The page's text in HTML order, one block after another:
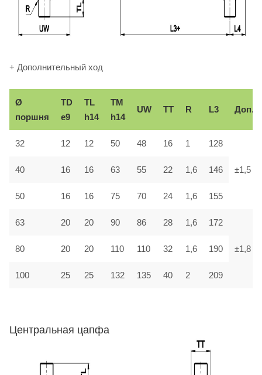
+ Дополнительный ход
Ø
поршня
TD
e9
TL
h14
TM
h14
UW TT R L3 Доп.
32 12 12 50 48 16 1 128
±1,5
40 16 16 63 55 22 1,6 146
50 16 16 75 70 24 1,6 155
63 20 20 90 86 28 1,6 172
±1,8
80 20 20 110 110 32 1,6 190
100 25 25 132 135 40 2 209
Центральная цапфа